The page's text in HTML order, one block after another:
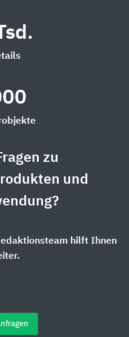
zu
und
hilft Ihnen